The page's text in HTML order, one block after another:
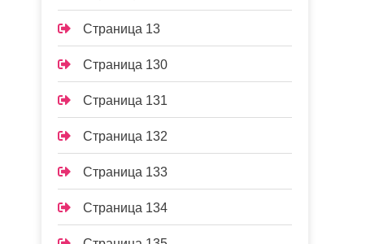
Страница 13
Страница 130
Страница 131
Страница 132
Страница 133
Страница 134